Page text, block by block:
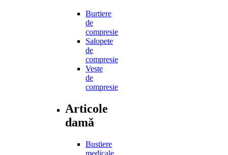
Burtiere
de
compresie
Salopete
de
compresie
Veste
de
compresie
Articole
damă
Bustiere
medicale